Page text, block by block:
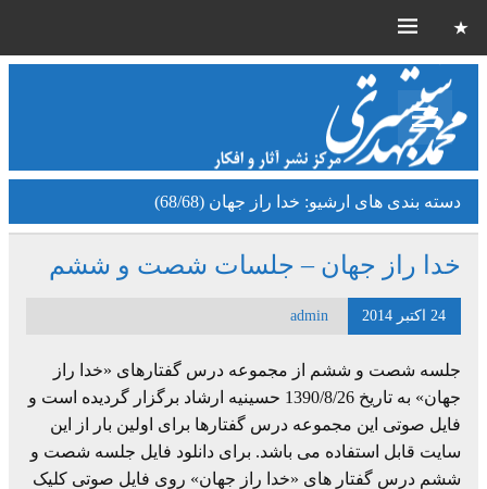
دسته بندی های ارشیو: خدا راز جهان (68/68)
خدا راز جهان – جلسات شصت و ششم
24 اکتبر 2014 admin
جلسه شصت و ششم از مجموعه درس گفتارهای «خدا راز
جهان» به تاریخ 1390/8/26 حسینیه ارشاد برگزار گردیده است و
فایل صوتی این مجموعه درس گفتارها برای اولین بار از این
سایت قابل استفاده می باشد. برای دانلود فایل جلسه شصت و
ششم درس گفتار های «خدا راز جهان» روی فایل صوتی کلیک